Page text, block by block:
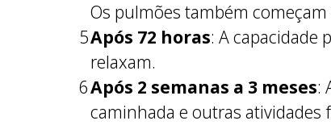
Os pulmões também
Após 72 horas: A capacidade
relaxam.
Após 2 semanas a 3 meses:
caminhada e outras atividades